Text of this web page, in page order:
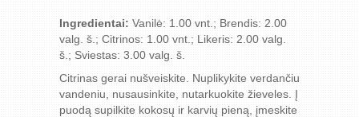
Ingredientai: Vanilė: 1.00 vnt.; Brendis: 2.00
valg. š.; Citrinos: 1.00 vnt.; Likeris: 2.00 valg.
š.; Sviestas: 3.00 valg. š.
Citrinas gerai nušveiskite. Nuplikykite verdančiu
vandeniu, nusausinkite, nutarkuokite žieveles. Į
puodą supilkite kokosų ir karvių pieną, įmeskite